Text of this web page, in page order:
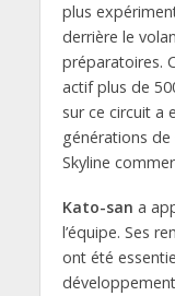
plus
derrière le
préparatoires.
actif plus de
sur ce circuit a
générations de
Skyline
Kato-san a
l’équipe. Ses
ont été